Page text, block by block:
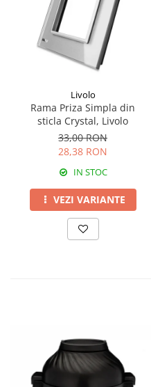
Livolo
Rama Priza Simpla din
sticla Crystal, Livolo
33,00 RON
28,38 RON
IN STOC
VEZI VARIANTE